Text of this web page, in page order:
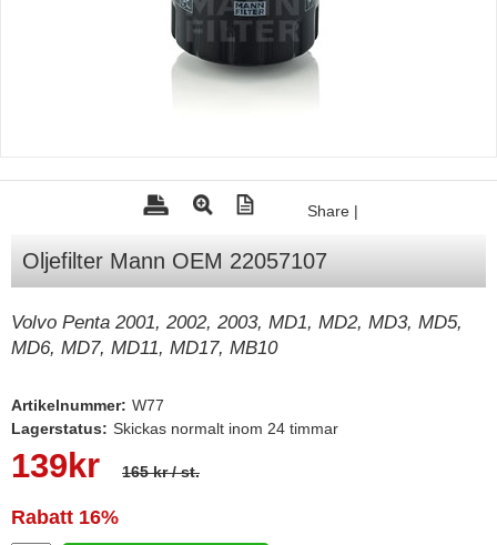
HonWave - Gummibåtar
Minn Kota - elmotorer
Volvo Penta Servicedelar
Yanmar Servicedelar
Yamaha Servicedelar
Garmin
Lowrance
Humminbird
Simrad
Share |
Oljefilter Mann OEM 22057107
Volvo Penta 2001, 2002, 2003, MD1, MD2, MD3, MD5,
MD6, MD7, MD11, MD17, MB10
Artikelnummer: W77
Lagerstatus: Skickas normalt inom 24 timmar
139 kr 165 kr/ st.
Rabatt 16%